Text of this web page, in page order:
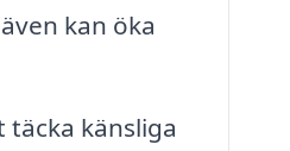
kan öka
känsliga